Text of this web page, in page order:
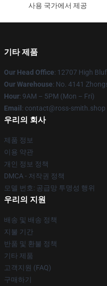
사용 국가에서 제공
기타 제품
Our Head Office: 12707 High
Our Warehouse: No. 4141
Hour: 9AM – 5PM (Mon – Fri)
Email : contact@ross-smith.shop
우리의 회사
제품 정보
이용 약관
개인 정보 정책
DMCA - 저작권 정책
모델 번호: 공급망 투명성 행위
우리의 지원
배송 및 배송 정책
지불 기간
반품 및 환불 정책
기타 제품
고객지원 (FAQ)
구매하기